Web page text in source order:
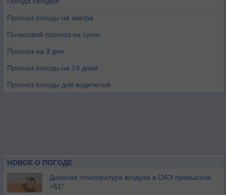
Прогноз погоды на завтра
Почасовой прогноз на сутки
Прогноз на 3 дня
Прогноз погоды на 14 дней
Прогноз погоды для водителей
НОВОЕ О ПОГОДЕ
Дневная температура воздуха в ОАЭ превысила
+51°